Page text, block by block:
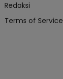
Redaksi
Terms of Service